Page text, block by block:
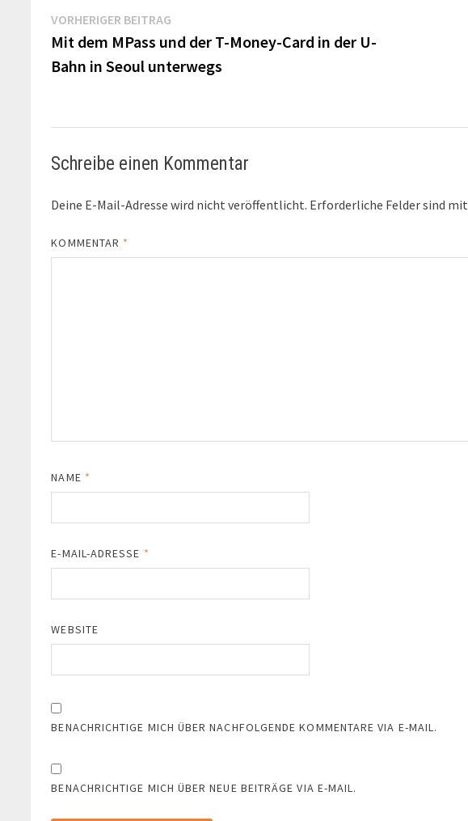
Beitragsnavigation
VORHERIGER BEITRAG
Beitrag:
Mit dem MPass und der T-Money-Card in der U-
Bahn in Seoul unterwegs
Schreibe einen Kommentar
Deine E-Mail-Adresse wird nicht veröffentlicht. Erforderliche Felder sind mit
KOMMENTAR *
NAME *
E-MAIL-ADRESSE *
WEBSITE
BENACHRICHTIGE MICH ÜBER NACHFOLGENDE KOMMENTARE VIA E-MAIL.
BENACHRICHTIGE MICH ÜBER NEUE BEITRÄGE VIA E-MAIL.